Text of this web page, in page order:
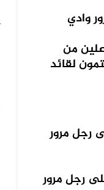
وادي
من
لقائد
رجل مرور
رجل مرور
سفينة...